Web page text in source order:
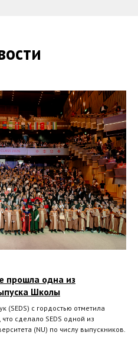
прошла одна из
Школы
с гордостью отметила
сделало SEDS одной из
(NU) по числу выпускников.